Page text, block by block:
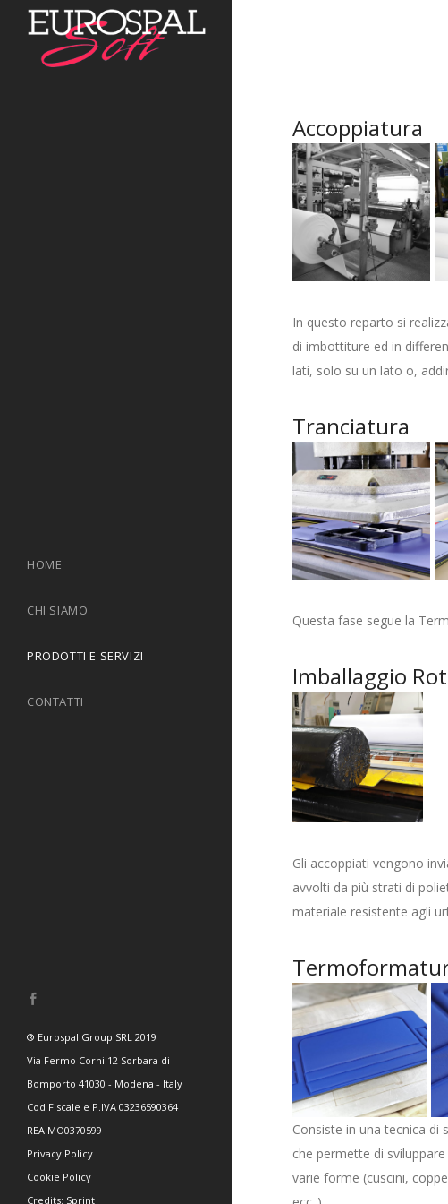
HOME
CHI SIAMO
PRODOTTI E SERVIZI
CONTATTI
® Eurospal Group SRL 2019
Via Fermo Corni 12 Sorbara di
Bomporto 41030 - Modena - Italy
Cod Fiscale e P.IVA 03236590364
REA MO0370599
Privacy Policy
Cookie Policy
Credits: Sprint
Accoppiatura
In questo reparto si
di imbottiture ed in
lati, solo su un lato o,
Tranciatura
Questa fase segue la
Imballaggio
Gli accoppiati vengono
avvolti da più strati di
materiale resistente agli
Consiste in una tecnica di
che permette di
varie forme (cuscini,